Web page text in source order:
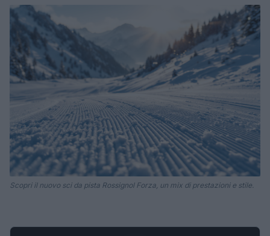
Scopri il nuovo sci da pista Rossignol Forza, un mix di prestazioni e stile.